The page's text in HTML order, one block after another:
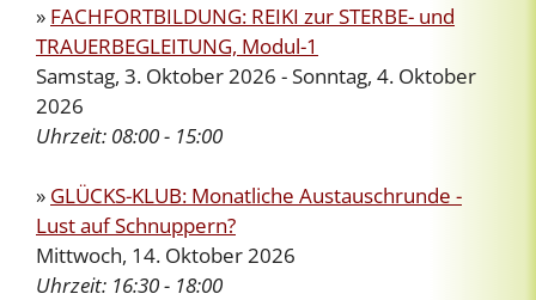
» FACHFORTBILDUNG: REIKI zur STERBE- und
TRAUERBEGLEITUNG, Modul-1
Samstag, 3. Oktober 2026 - Sonntag, 4. Oktober
2026
Uhrzeit: 08:00 - 15:00
» GLÜCKS-KLUB: Monatliche Austauschrunde -
Lust auf Schnuppern?
Mittwoch, 14. Oktober 2026
Uhrzeit: 16:30 - 18:00